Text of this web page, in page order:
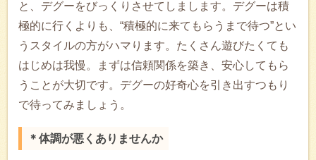
と、デグーをびっくりさせてしまします。デグーは積
極的に行くよりも、“積極的に来てもらうまで待つ”とい
うスタイルの方がハマります。たくさん遊びたくても
はじめは我慢。まずは信頼関係を築き、安心してもら
うことが大切です。デグーの好奇心を引き出すつもり
で待ってみましょう。
＊体調が悪くありませんか